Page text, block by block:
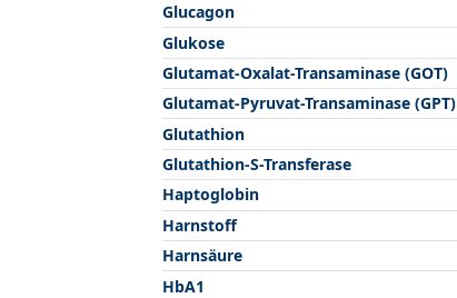
Glucagon
Glukose
Glutamat-Oxalat-Transaminase (GOT)
Glutamat-Pyruvat-Transaminase (GPT)
Glutathion
Glutathion-S-Transferase
Haptoglobin
Harnstoff
Harnsäure
HbA1